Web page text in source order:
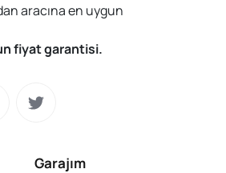
aracına en uygun
fiyat garantisi.
Garajım